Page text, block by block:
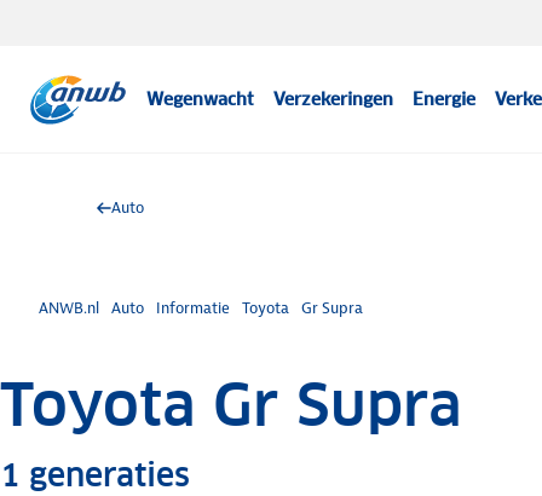
Wegenwacht Verzekeringen Energie
Auto
ANWB.nl Auto Informatie Toyota Gr Supra
Toyota Gr Supra
1 generaties